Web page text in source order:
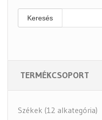
Keresés
TERMÉKCSOPORT
Székek (12 alkategória)